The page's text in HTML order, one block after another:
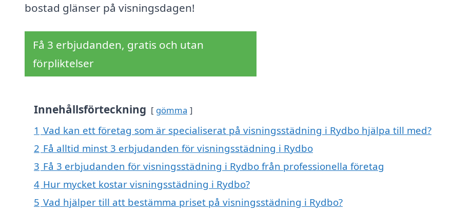
bostad glänser på visningsdagen!
Få 3 erbjudanden, gratis och utan
förpliktelser
Innehållsförteckning gömma
1 Vad kan ett företag som är specialiserat på visningsstädning i Rydbo hjälpa till med?
2 Få alltid minst 3 erbjudanden för visningsstädning i Rydbo
3 Få 3 erbjudanden för visningsstädning i Rydbo från professionella företag
4 Hur mycket kostar visningsstädning i Rydbo?
5 Vad hjälper till att bestämma priset på visningsstädning i Rydbo?